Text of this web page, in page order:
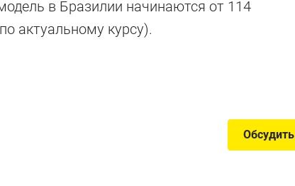
в Бразилии начинаются от 114
актуальному курсу).
Обсудить